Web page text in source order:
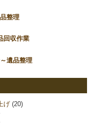
整理
回収作業
遺品整理
げ(20)